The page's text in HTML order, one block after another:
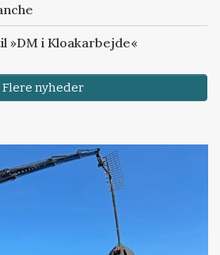
»DM i Kloakarbejde«
Flere nyheder